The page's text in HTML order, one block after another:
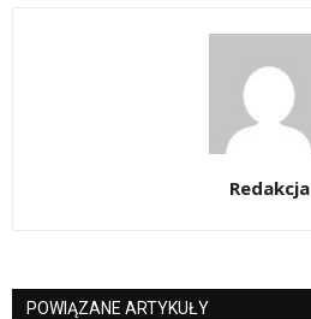
Redakcja
POWIĄZANE ARTYKUŁY